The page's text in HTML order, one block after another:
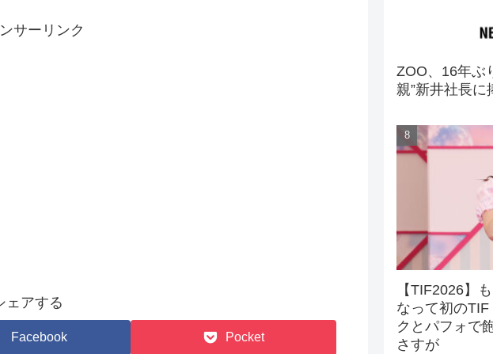
サーリンク
ェアする
Facebook Pocket
ZOO、16年ぶ
親”新井社長
【TIF2026】
なって初の
クとパフォで
さすが